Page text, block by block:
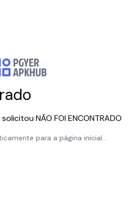
NÃO FOI ENCONTRADO
para a página inicial...